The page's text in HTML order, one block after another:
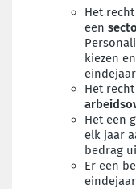
Het
een
kiezen
Het
Het een
elk jaar
bedrag
Er een